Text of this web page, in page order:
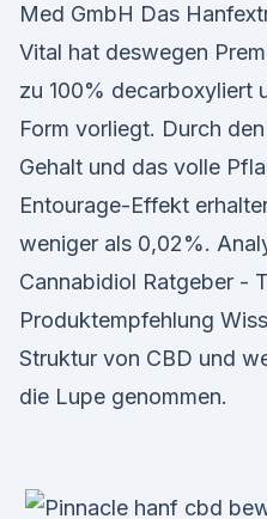
Med GmbH Das
Vital hat deswegen
zu 100% decarboxyliert
Form vorliegt. Durch
Gehalt und das volle
Entourage-Effekt
weniger als 0,02%.
Cannabidiol Ratgeber -
Produktempfehlung
Struktur von CBD und
die Lupe genommen.